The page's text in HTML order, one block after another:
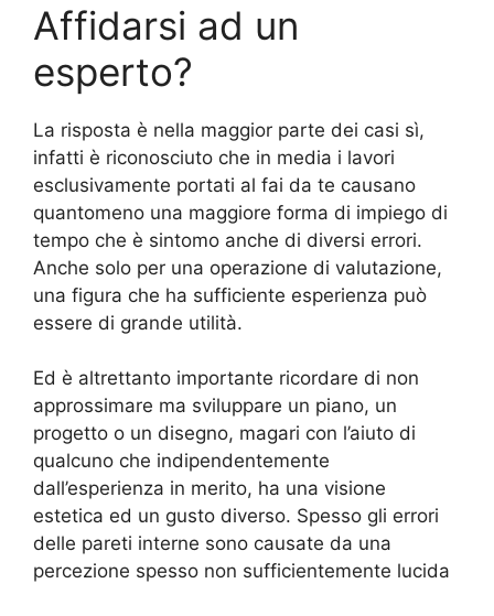
Affidarsi ad un
esperto?
La risposta è nella maggior parte dei casi sì,
infatti è riconosciuto che in media i lavori
esclusivamente portati al fai da te causano
quantomeno una maggiore forma di impiego di
tempo che è sintomo anche di diversi errori.
Anche solo per una operazione di valutazione,
una figura che ha sufficiente esperienza può
essere di grande utilità.
Ed è altrettanto importante ricordare di non
approssimare ma sviluppare un piano, un
progetto o un disegno, magari con l’aiuto di
qualcuno che indipendentemente
dall’esperienza in merito, ha una visione
estetica ed un gusto diverso. Spesso gli errori
delle pareti interne sono causate da una
percezione spesso non sufficientemente lucida